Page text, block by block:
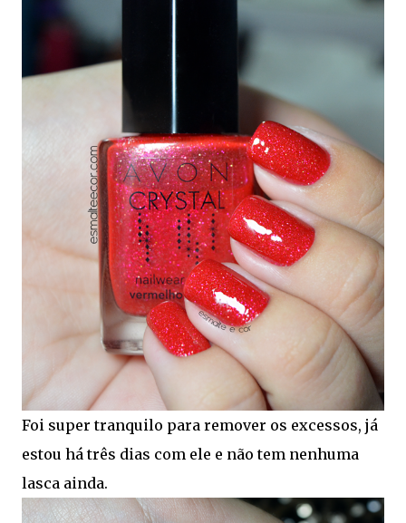
Foi super tranquilo para remover os excessos, já
estou há três dias com ele e não tem nenhuma
lasca ainda.